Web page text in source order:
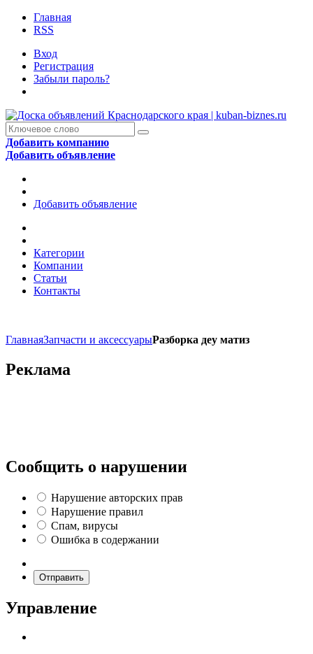
Главная
RSS
Вход
Регистрация
Забыли пароль?
Добавить компанию
Добавить объявление
Добавить объявление
Категории
Компании
Статьи
Контакты
ГлавнаяЗапчасти и аксессуарыРазборка деу матиз
Реклама
Сообщить о нарушении
Нарушение авторских прав
Нарушение правил
Спам, вирусы
Ошибка в содержании
Отправить
Управление